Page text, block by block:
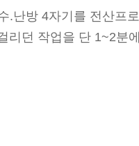
.난방 4자기를 전산프
리던 작업을 단 1~2분